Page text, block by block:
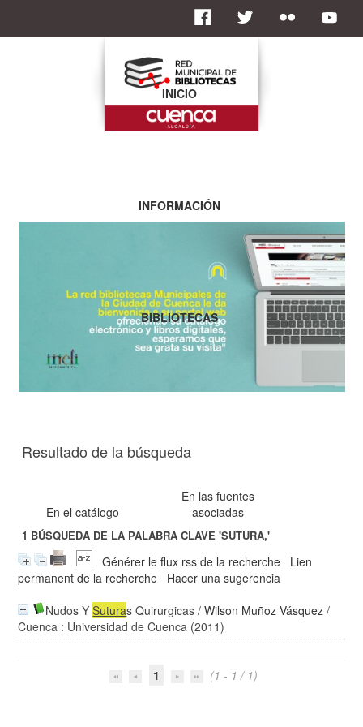
Resultado de la búsqueda
En el catálogo
En las fuentes
asociadas
1 BÚSQUEDA DE LA PALABRA CLAVE'SUTURA,'
Générer le flux rss de la recherche
Lien
permanent de la recherche
Hacer una sugerencia
Nudos YSuturas Quirurgicas /Wilson Muñoz Vásquez /
Cuenca : Universidad de Cuenca (2011)
1 (1 - 1 / 1)
INICIO
INFORMACIÓN
BIBLIOTECAS